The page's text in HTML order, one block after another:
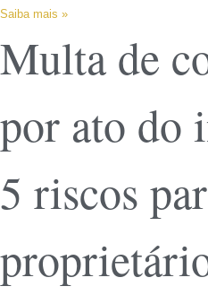
Saiba mais »
Multa de
por ato do
5 riscos